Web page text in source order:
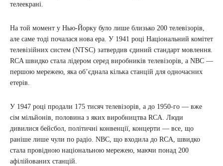
телеекрані.
На той момент у Нью-Йорку було лише близько 200 телевізорів,
але саме тоді почалася нова ера. У 1941 році Національний комітет
телевізійних систем (NTSC) затвердив єдиний стандарт мовлення.
RCA швидко стала лідером серед виробників телевізорів, а NBC —
першою мережею, яка об’єднала кілька станцій для одночасних
етерів.
У 1947 році продали 175 тисяч телевізорів, а до 1950-го — вже
сім мільйонів, половина з яких виробництва RCA. Люди
дивилися бейсбол, політичні конвенції, концерти — все, що
раніше лише чули по радіо. NBC, що входила до RCA, швидко
стала провідною національною мережею, маючи понад 200
афілійованих станцій.